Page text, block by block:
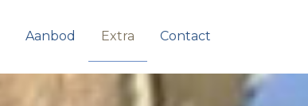
Aanbod Extra Contact